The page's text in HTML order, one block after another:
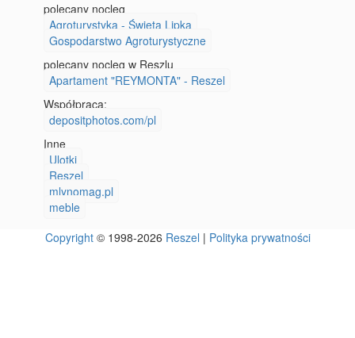
polecany nocleg
Agroturystyka - Święta Lipka
Gospodarstwo Agroturystyczne
polecany nocleg w Reszlu
Apartament "REYMONTA" - Reszel
Współpraca:
depositphotos.com/pl
Inne
Ulotki
Reszel
mlynomag.pl
meble
Copyright© 1998-2026 Reszel | Polityka prywatności